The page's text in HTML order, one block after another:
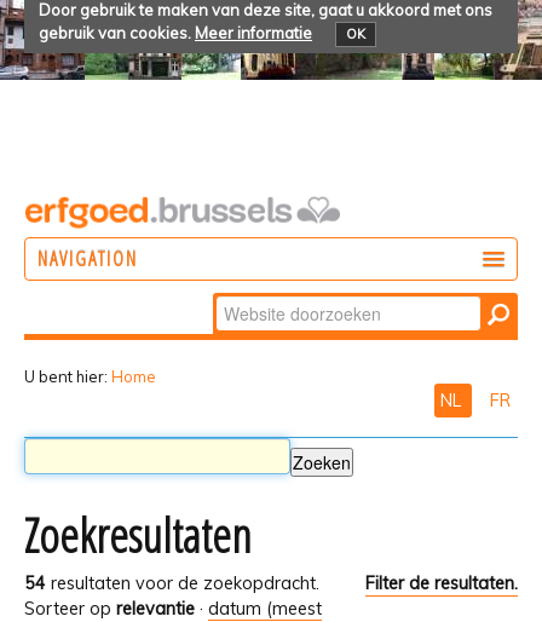
Door gebruik te maken van deze site, gaat u akkoord met ons
gebruik van cookies. Meer informatie OK
NAVIGATION
Zoek
Geavanceerd
U bent hier: Home
NL FR
Zoekresultaten
54 resultaten voor de zoekopdracht.
Filter de resultaten.
Sorteer op relevantie · datum (meest